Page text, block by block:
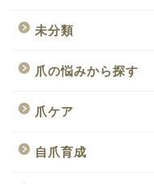
未分類
爪の悩みから探す
爪ケア
自爪育成